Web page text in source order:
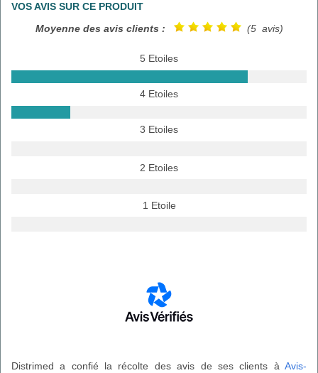
VOS AVIS SUR CE PRODUIT
Moyenne des avis clients :
(5 avis)
5 Etoiles
4 Etoiles
3 Etoiles
2 Etoiles
1 Etoile
Distrimed a confié la récolte des avis de ses clients à Avis-